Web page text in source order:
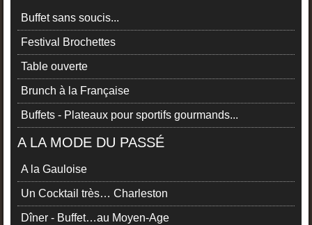
Buffet sans soucis...
Festival Brochettes
Table ouverte
Brunch à la Française
Buffets - Plateaux pour sportifs gourmands...
A LA MODE DU PASSÉ
A la Gauloise
Un Cocktail très… Charleston
Dîner - Buffet…au Moyen-Age